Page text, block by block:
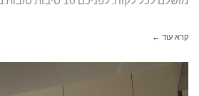
קרא עוד ←
נגן
וידאו